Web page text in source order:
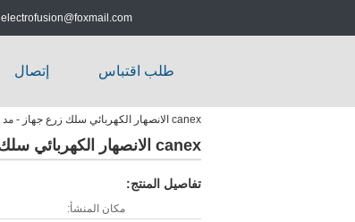
electrofusion@foxmail.com
إتصال طلب اقتباس
canex الانصهار الكهربائي سلك زرع جهاز - مد الأسلاك -equipment لحواسيب إنتاج fittin
canex الانصهار الكهربائي سلك زرع جهاز - مد الأسلاك -equipment لحواسيب إنتاج fittin
تفاصيل المنتج:
مكان المنشأ: